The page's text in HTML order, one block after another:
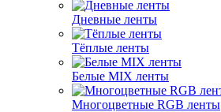
Дневные ленты
Тёплые ленты
Белые MIX ленты
Многоцветные RGB ленты